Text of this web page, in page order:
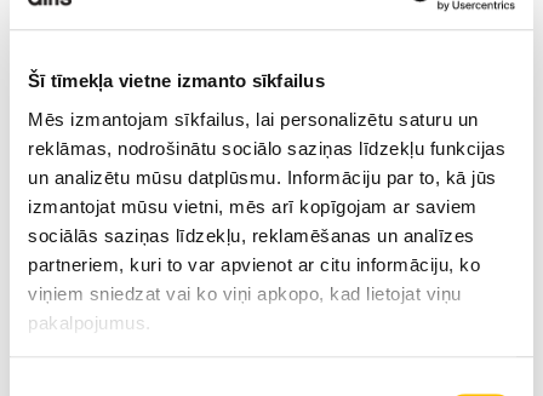
Šī tīmekļa vietne izmanto sīkfailus
Mēs izmantojam sīkfailus, lai personalizētu saturu un
reklāmas, nodrošinātu sociālo saziņas līdzekļu funkcijas
un analizētu mūsu datplūsmu. Informāciju par to, kā jūs
izmantojat mūsu vietni, mēs arī kopīgojam ar saviem
sociālās saziņas līdzekļu, reklamēšanas un analīzes
partneriem, kuri to var apvienot ar citu informāciju, ko
viņiem sniedzat vai ko viņi apkopo, kad lietojat viņu
pakalpojumus.
KONTAKTI
Tehniskie dati
Sniedzamība